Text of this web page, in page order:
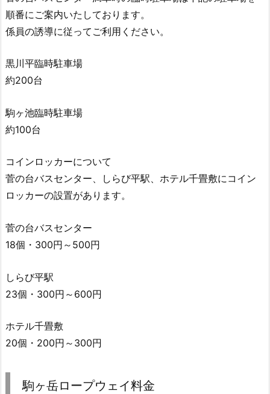
順番にご案内いたしております。
係員の誘導に従ってご利用ください。
黒川平臨時駐車場
約200台
駒ヶ池臨時駐車場
約100台
コインロッカーについて
菅の台バスセンター、しらび平駅、ホテル千畳敷にコイン
ロッカーの設置があります。
菅の台バスセンター
18個・300円～500円
しらび平駅
23個・300円～600円
ホテル千畳敷
20個・200円～300円
駒ヶ岳ロープウェイ料金